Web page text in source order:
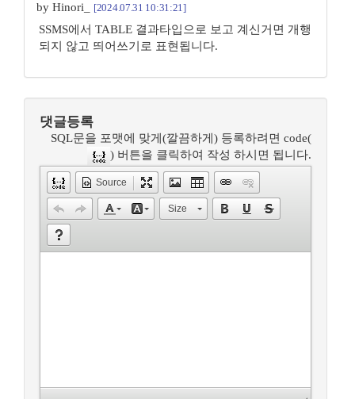
by Hinori_ [2024.07.31 10:31:21]
SSMS에서 TABLE 결과타입으로 보고 계신거면 개행
되지 않고 띄어쓰기로 표현됩니다.
댓글등록
SQL문을 포맷에 맞게(깔끔하게) 등록하려면 code(
) 버튼을 클릭하여 작성 하시면 됩니다.
Source
Size